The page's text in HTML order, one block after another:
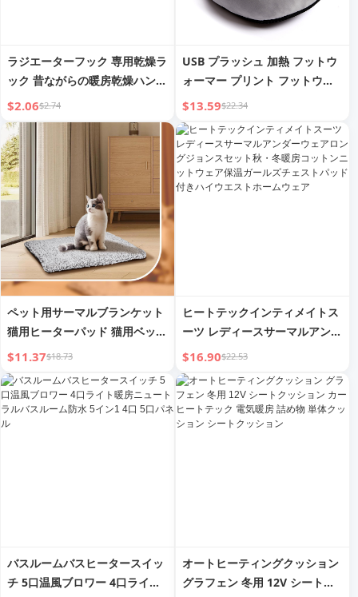
ラジエーターフック 専用乾燥ラ
ック 昔ながらの暖房乾燥ハンガ
ー 衣類 素晴らしいラック 暖房
パイプハンガー
$2.06$2.74
USB プラッシュ 加熱 フットウ
ォーマー プリント フットウォ
ーマー 充電式 フットウォーマ
ー 迅速加熱 ホーム暖房 冬
$13.59$22.34
ペット用サーマルブランケット
猫用ヒーターパッド 猫用ベッド
小型犬用 暖房 小動物用 定温 防
水 防漏 ペットマット
$11.37$18.73
ヒートテックインティメイトス
ーツ レディースサーマルアンダ
ーウェアロングジョンスセット
秋・冬暖房コットンニットウェ
ア保温ガールズチェストパッド
付きハイウエストホームウェア
$16.90$22.53
バスルームバスヒータースイッ
チ 5口温風ブロワー 4口ライト
オートヒーティングクッション
グラフェン 冬用 12V シートク